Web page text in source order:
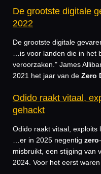
De grootste digitale
2022
De grootste digitale
…is voor landen die in het
veroorzaken." James
2021 het jaar van de Zero
Odido raakt vitaal,
gehackt
Odido raakt vitaal, exploits
…er in 2025 negentig zero-
misbruikt, een stijging van
2024. Voor het eerst